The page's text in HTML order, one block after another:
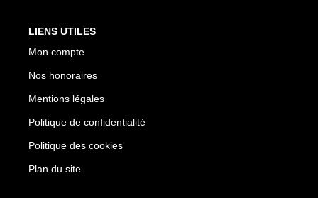
LIENS UTILES
Mon compte
Nos honoraires
Mentions légales
Politique de confidentialité
Politique des cookies
Plan du site